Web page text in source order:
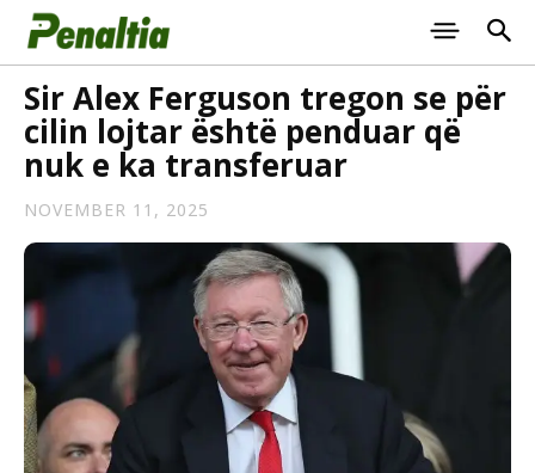
Sir Alex Ferguson tregon se për
cilin lojtar është penduar që
nuk e ka transferuar
NOVEMBER 11, 2025